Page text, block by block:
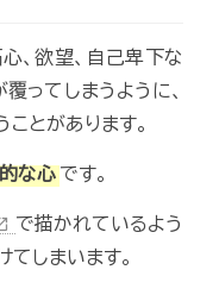
、欲望、自己卑下な
ってしまうように、
とがあります。
な心 です。
で描かれているよう
しまいます。